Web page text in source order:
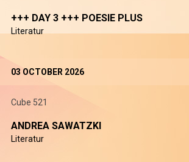
+++ DAY 3 +++ POESIE PLUS
Literatur
03 OCTOBER 2026
Cube 521
ANDREA SAWATZKI
Literatur